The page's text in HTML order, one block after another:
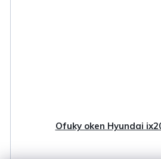
Ofuky oken Hyundai